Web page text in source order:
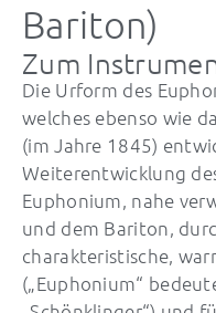
Bariton)
Zum
Die Urform des
welches ebenso wie
(im Jahre 1845)
Weiterentwicklung
Euphonium, nahe
und dem Bariton,
charakteristische,
(„Euphonium“